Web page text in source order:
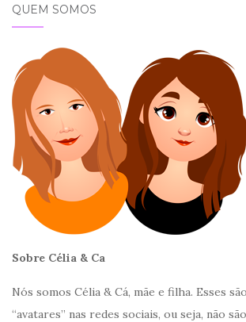
QUEM SOMOS
Sobre Célia & Ca
Nós somos Célia & Cá, mãe e filha. Esses
“avatares” nas redes sociais, ou seja, não